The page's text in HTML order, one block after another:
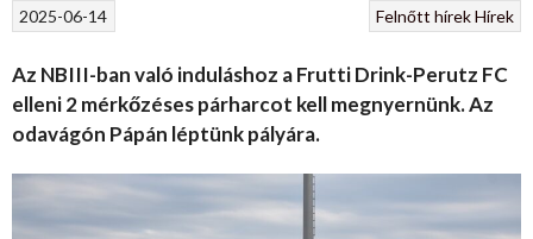
Felnőtt hírekHírek
2025-06-14
Az NBIII-ban való induláshoz a Frutti Drink-Perutz FC
elleni 2 mérkőzéses párharcot kell megnyernünk. Az
odavágón Pápán léptünk pályára.